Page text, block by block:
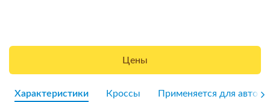
Цены
Характеристики Кроссы Применяется для авто